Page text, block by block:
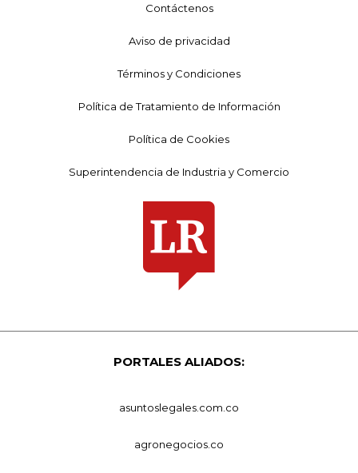
Contáctenos
Aviso de privacidad
Términos y Condiciones
Política de Tratamiento de Información
Política de Cookies
Superintendencia de Industria y Comercio
PORTALES ALIADOS:
asuntoslegales.com.co
agronegocios.co